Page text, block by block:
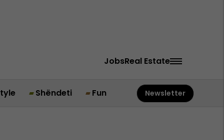
JobsReal Estate
Shëndeti Fun Newsletter